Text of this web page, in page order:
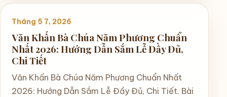
Tháng 5 7, 2026
Văn Khấn Bà Chúa Năm Phương Chuẩn
Nhất 2026: Hướng Dẫn Sắm Lễ Đầy Đủ,
Chi Tiết
Văn Khấn Bà Chúa Năm Phương Chuẩn Nhất
2026: Hướng Dẫn Sắm Lễ Đầy Đủ, Chi Tiết. Bài